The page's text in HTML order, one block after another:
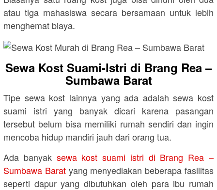
atau tiga mahasiswa secara bersamaan untuk lebih
menghemat biaya.
Sewa Kost Suami-Istri di Brang Rea –
Sumbawa Barat
Tipe sewa kost lainnya yang ada adalah sewa kost
suami istri yang banyak dicari karena pasangan
tersebut belum bisa memiliki rumah sendiri dan ingin
mencoba hidup mandiri jauh dari orang tua.
Ada banyak sewa kost suami istri di Brang Rea –
Sumbawa Baratyang menyediakan beberapa fasilitas
seperti dapur yang dibutuhkan oleh para ibu rumah